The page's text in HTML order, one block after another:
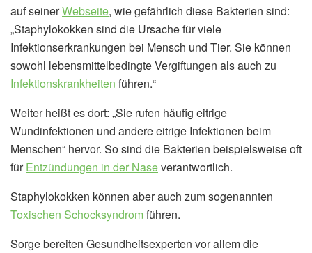
auf seinerWebseite, wie gefährlich diese Bakterien sind:
„Staphylokokken sind die Ursache für viele
Infektionserkrankungen bei Mensch und Tier. Sie können
sowohl lebensmittelbedingte Vergiftungen als auch zu
Infektionskrankheiten führen.“
Weiter heißt es dort: „Sie rufen häufig eitrige
Wundinfektionen und andere eitrige Infektionen beim
Menschen“ hervor. So sind die Bakterien beispielsweise oft
fürEntzündungen in der Naseverantwortlich.
Staphylokokken können aber auch zum sogenannten
Toxischen Schocksyndromführen.
Sorge bereiten Gesundheitsexperten vor allem die